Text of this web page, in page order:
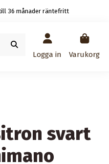
36 månader räntefritt
Logga in Varukorg
svart